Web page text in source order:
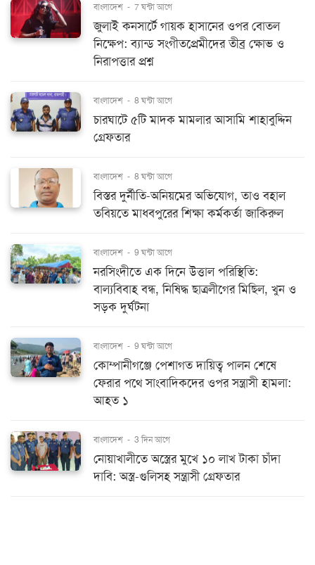
বাংলাদেশ - 7 ঘন্টা আগে
জুলাই কনসার্টে গায়ক হাসানের ওপর বোতল
নিক্ষেপ: ব্যান্ড সংগীতপ্রেমীদের তীব্র ক্ষোভ ও
নিরাপত্তার প্রশ্ন
বাংলাদেশ - 8 ঘন্টা আগে
চারঘাটে ৫টি মাদক মামলার আসামি শাহাবুদ্দিন
গ্রেফতার
বাংলাদেশ - 8 ঘন্টা আগে
বিস্তর দুর্নীতি-অনিয়মের অভিযোগ, তাও বহাল
তবিয়তে মাধবপুরের শিক্ষা কর্মকর্তা জাকিরুল
বাংলাদেশ - 9 ঘন্টা আগে
নরসিংদীতে এক দিনে উত্তাল পরিস্থিতি:
বাল্যবিবাহ বন্ধ, নিষিদ্ধ ছাত্রলীগের মিছিল, খুন ও
সড়ক দুর্ঘটনা
বাংলাদেশ - 9 ঘন্টা আগে
কোম্পানীগঞ্জে পেশাগত দায়িত্ব পালন শেষে
ফেরার পথে সাংবাদিকদের ওপর সন্ত্রাসী হামলা:
আহত ১
বাংলাদেশ - 3 দিন আগে
নোয়াখালীতে অস্ত্রের মুখে ১০ লাখ টাকা চাঁদা
দাবি: অস্ত্র-গুলিসহ সন্ত্রাসী গ্রেফতার